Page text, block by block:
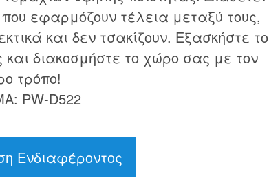
εφαρμόζουν τέλεια μεταξύ τους,
και δεν τσακίζουν. Εξασκήστε το
και διακοσμήστε το χώρο σας με τον
τρόπο!
PW-D522
Ενδιαφέροντος